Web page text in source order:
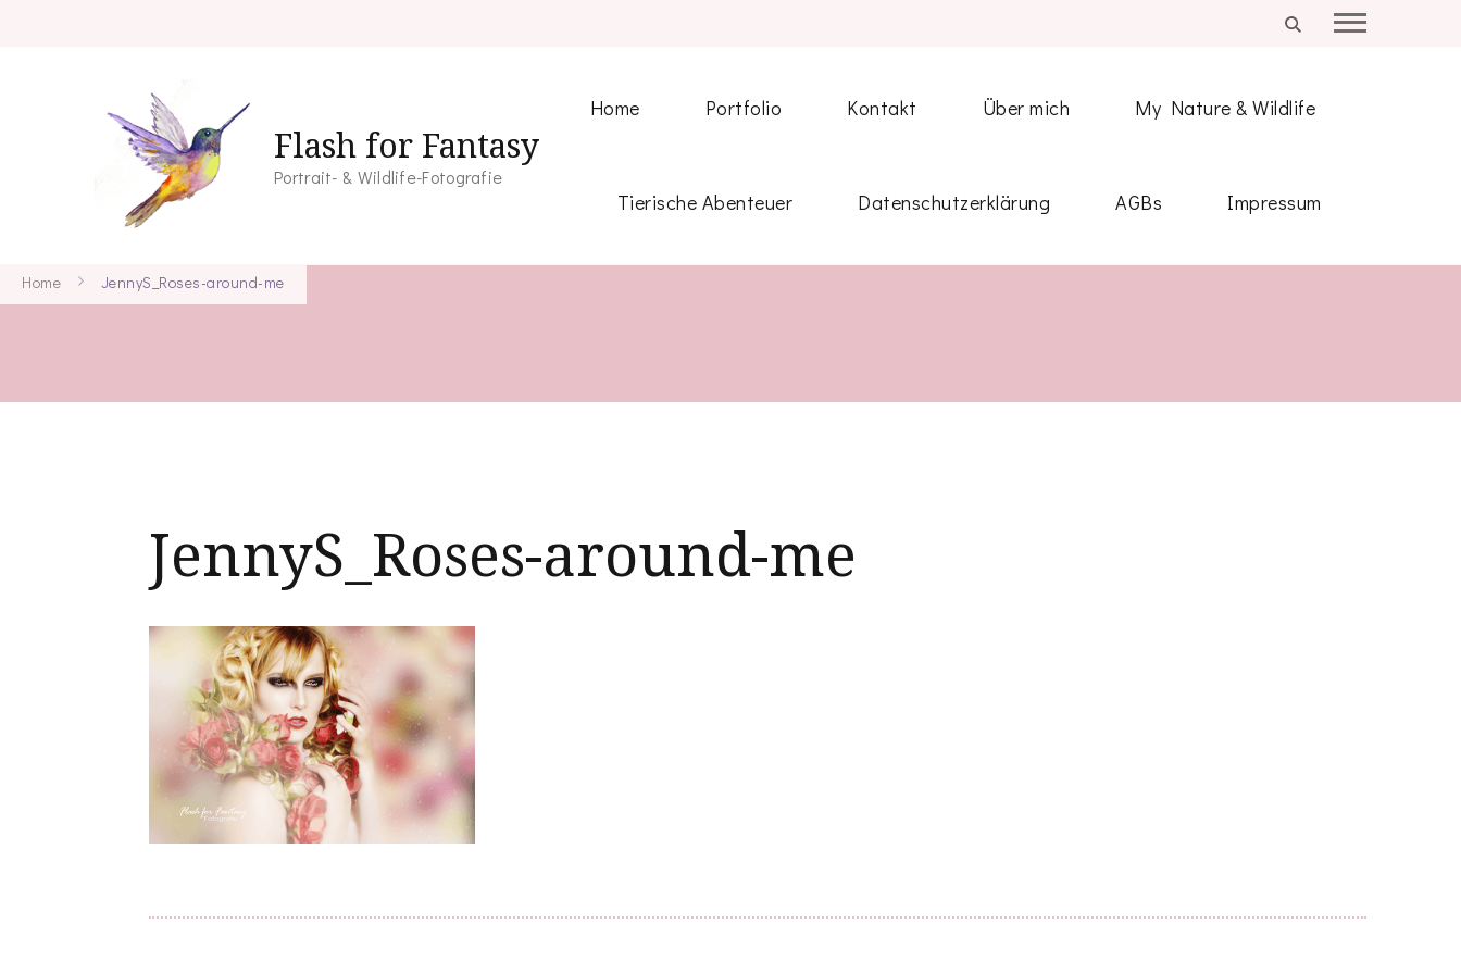
Flash for Fantasy
Portrait- & Wildlife-Fotografie
Home Portfolio Kontakt Über mich My Nature & Wildlife
Tierische Abenteuer Datenschutzerklärung AGBs Impressum
Home JennyS_Roses-around-me
JennyS_Roses-around-me